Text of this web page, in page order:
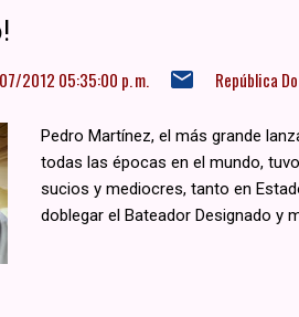
2012 05:35:00 p. m. República
Pedro Martínez, el más grande
todas las épocas en el mundo,
sucios y mediocres, tanto en
doblegar el Bateador Designado y